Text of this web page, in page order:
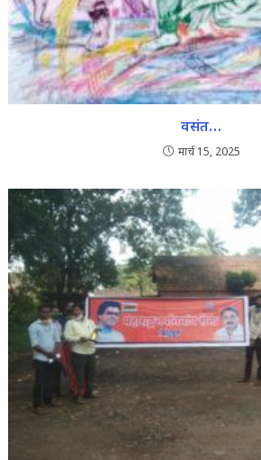
वसंत…
मार्च 15, 2025